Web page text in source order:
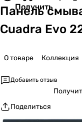
Получить
Панель
Cuadra Evo
О товаре Коллекция
Добавить отзыв
Поделиться